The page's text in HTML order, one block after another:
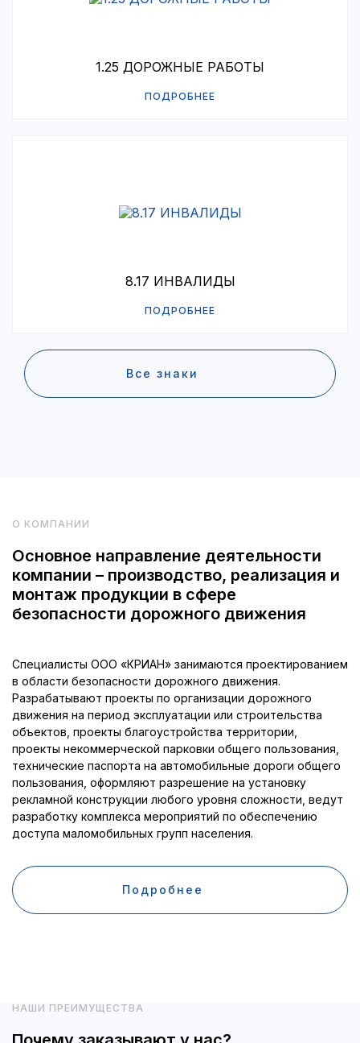
1.25 ДОРОЖНЫЕ РАБОТЫ
ПОДРОБНЕЕ
8.17 ИНВАЛИДЫ
ПОДРОБНЕЕ
Все знаки
О КОМПАНИИ
Основное направление деятельности
компании – производство, реализация и
монтаж продукции в сфере
безопасности дорожного движения
Специалисты ООО «КРИАН» занимаются проектированием
в области безопасности дорожного движения.
Разрабатывают проекты по организации дорожного
движения на период эксплуатации или строительства
объектов, проекты благоустройства территории,
проекты некоммерческой парковки общего пользования,
технические паспорта на автомобильные дороги общего
пользования, оформляют разрешение на установку
рекламной конструкции любого уровня сложности, ведут
разработку комплекса мероприятий по обеспечению
доступа маломобильных групп населения.
Подробнее
НАШИ ПРЕИМУЩЕСТВА